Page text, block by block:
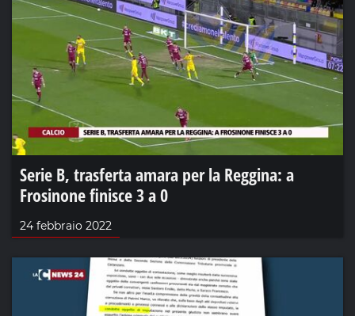
Serie B, trasferta amara per la Reggina: a
Frosinone finisce 3 a 0
24 febbraio 2022